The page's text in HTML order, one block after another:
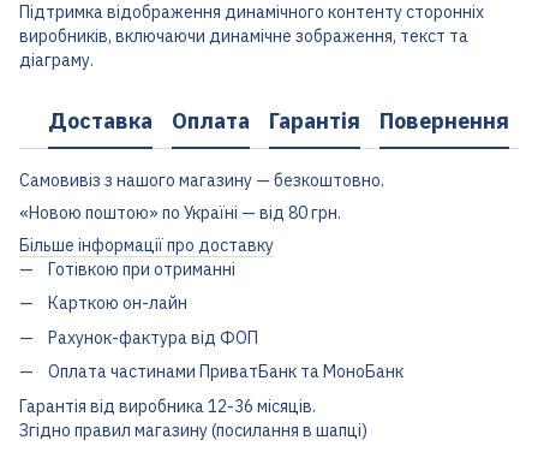
Підтримка відображення динамічного контенту сторонніх
виробників, включаючи динамічне зображення, текст та
діаграму.
Доставка Оплата Гарантія Повернення
Самовивіз з нашого магазину — безкоштовно.
«Новою поштою» по Україні — від 80 грн.
Більше інформації про доставку
Готівкою при отриманні
Карткою он-лайн
Рахунок-фактура від ФОП
Оплата частинами ПриватБанк та МоноБанк
Гарантія від виробника 12-36 місяців.
Згідно правил магазину (посилання в шапці)